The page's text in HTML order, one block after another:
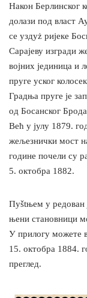
Након Берлинског
долази под власт
се уздуż ријеке
Сарајеву изгради
војних јединица и
пруге уског
Градња пруге је
од Босанског
Већ у јулу 1879.
жељезнички мост
године почели су
5. октобра 1882.
Пуštњем у редован
њени становници
У прилогу можете
15. октобра 1884.
преглед.